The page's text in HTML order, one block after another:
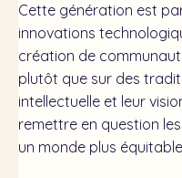
Cette génération est
innovations
création de
plutôt que sur des
intellectuelle et leur
remettre en question
un monde plus